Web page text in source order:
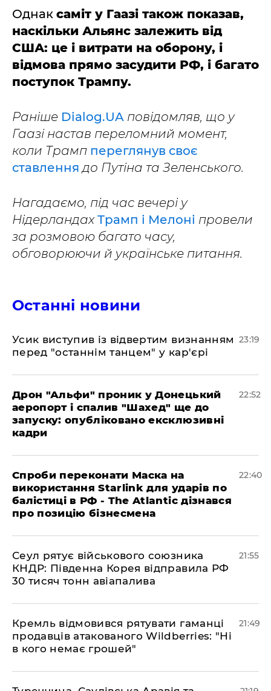
Однак саміт у Гаазі також показав,
наскільки Альянс залежить від
США: це і витрати на оборону, і
відмова прямо засудити РФ, і багато
поступок Трампу.
Раніше Dialog.UA повідомляв, що у
Гаазі настав переломний момент,
коли Трамп переглянув своє
ставлення до Путіна та Зеленського.
Нагадаємо, під час вечері у
НідерландахТрамп і Мелоні провели
за розмовою багато часу,
обговорюючи й українське питання.
Останні новини
​Усик виступив із відвертим визнанням
перед "останнім танцем" у кар'єрі
23:19
​Дрон "Альфи" проник у Донецький
аеропорт і спалив "Шахед" ще до
запуску: опубліковано ексклюзивні
кадри
22:52
​Спроби переконати Маска на
використання Starlink для ударів по
балістиці в РФ - The Atlantic дізнався
про позицію бізнесмена
22:40
​Сеул рятує військового союзника
КНДР: Південна Корея відправила РФ
30 тисяч тонн авіапалива
21:55
​Кремль відмовився рятувати гаманці
продавців атакованого Wildberries: "Ні
в кого немає грошей"
21:49